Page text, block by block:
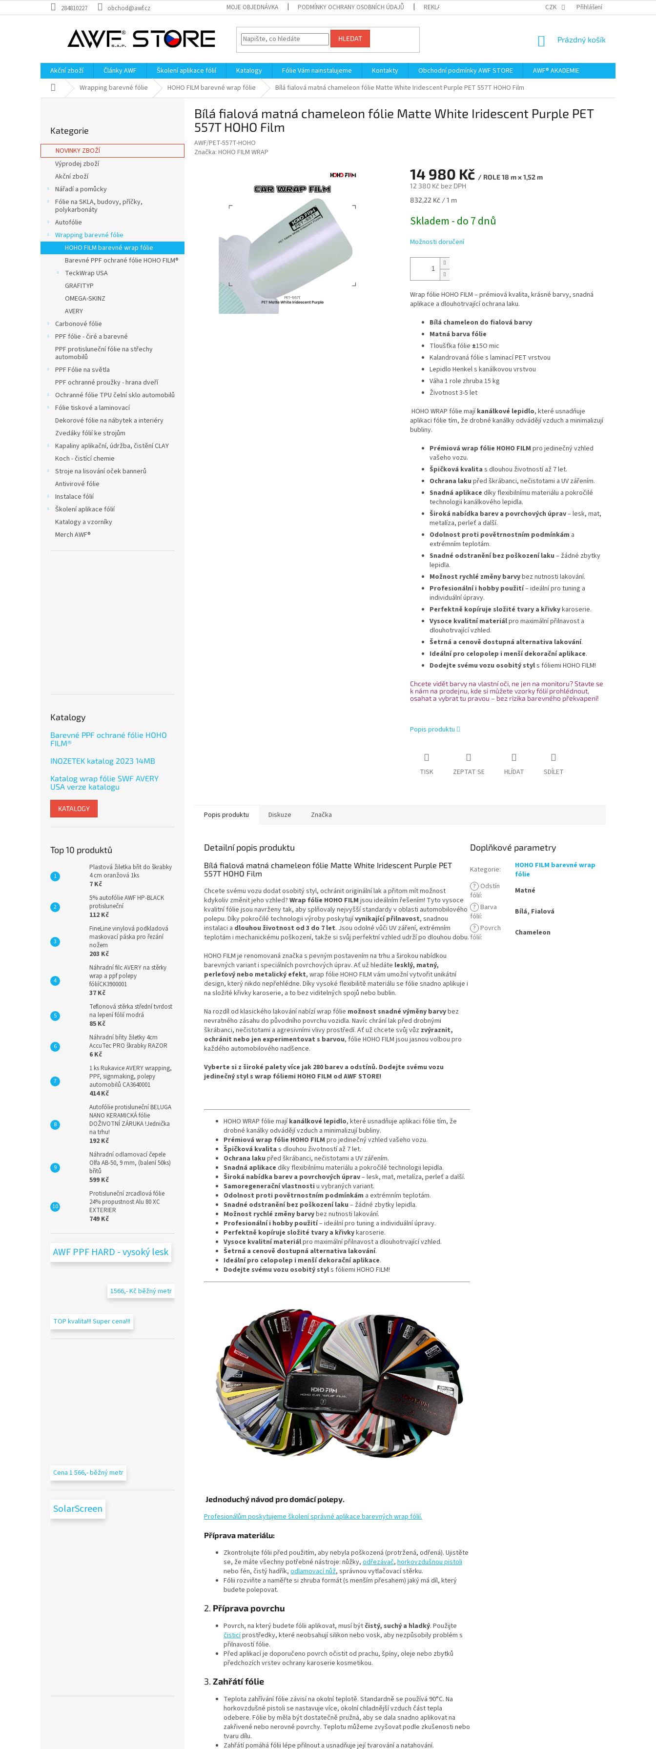
na
284810227 obchod@awf.cz MOJE OBJEDNÁVKA PODMÍNKY OCHRANY OSOBNÍCH ÚDAJŮ REKLAMACE A VRÁCENÍ ZBOŽÍ CZK Přihlášení
HLEDAT
NÁKUPNÍ
Prázdný košík
Akční zboží Články AWF Školení aplikace fólií Katalogy Fólie Vám nainstalujeme Kontakty Obchodní podmínky AWF STORE
AWF® AKADEMIE
Domů Wrapping barevné fólie HOHO FILM barevné wrap fólie Bílá fialová matná chameleon fólie Matte White Iridescent Purple PET 557T HOHO Film
r
a
l
kategorie
Kategorie
NOVINKY ZBOŽÍ
Výprodej zboží
Akční zboží
Nářadí a pomůcky
Fólie na SKLA, budovy, příčky,
polykarbonáty
Autofólie
Wrapping barevné fólie
HOHO FILM barevné wrap fólie
Barevné PPF ochrané fólie HOHO FILM®
TeckWrap USA
GRAFITYP
OMEGA-SKINZ
AVERY
Carbonové fólie
PPF fólie - čiré a barevné
PPF protisluneční fólie na střechy
automobilů
PPF Fólie na světla
PPF ochranné proužky - hrana dveří
Ochranné fólie TPU čelní sklo automobilů
Fólie tiskové a laminovací
Dekorové fólie na nábytek a interiéry
Zvedáky fólií ke strojům
Kapaliny aplikační, údržba, čistění CLAY
Koch - čistící chemie
Stroje na lisování oček bannerů
Antivirové fólie
Instalace fólií
Školení aplikace fólií
Katalogy a vzorníky
Merch AWF®
Katalogy
Barevné PPF ochrané fólie HOHO
FILM®
INOZETEK katalog 2023 14MB
Katalog wrap fólie SWF AVERY
USA verze katalogu
KATALOGY
Top 10 produktů
Plastová žiletka břit do škrabky
4 cm oranžová 1ks
7 Kč
5% autofólie AWF HP-BLACK
protisluneční
112 Kč
FineLine vinylová podkladová
maskovací páska pro řezání
nožem
203 Kč
Náhradní filc AVERY na stěrky
wrap a ppf polepy
fóliíCK3900001
37 Kč
Teflonová stěrka střední tvrdost
na lepení fólií modrá
85 Kč
Náhradní břity žiletky 4cm
AccuTec PRO škrabky RAZOR
6 Kč
1 ks Rukavice AVERY wrapping,
PPF, signmaking, polepy
automobilů CA3640001
414 Kč
Autofólie protisluneční BELUGA
NANO KERAMICKÁ fólie
DOŽIVOTNÍ ZÁRUKA !Jednička
na trhu!
192 Kč
Náhradní odlamovací čepele
Olfa AB-50, 9 mm, (balení 50ks)
břitů
599 Kč
Protisluneční zrcadlová fólie
24% propustnost Alu 80 XC
EXTERIER
749 Kč
AWF PPF HARD - vysoký lesk
TOP kvalita!!! Super cena!!!
1566,- Kč běžný metr
Cena 1 566,- běžný metr
SolarScreen
Bílá fialová matná chameleon fólie Matte White Iridescent Purple PET
557T HOHO Film
AWF/PET-557T-HOHO
Značka: HOHO FILM WRAP
14 980 Kč / ROLE 18 m x 1,52 m
12 380 Kč bez DPH
Měrná
832,22 Kč / 1 m
Skladem - do 7 dnů
Možnosti doručení
Wrap fólie HOHO FILM – prémiová kvalita, krásné barvy, snadná
aplikace a dlouhotrvající ochrana laku.
Bílá chameleon do fialová barvy
Matná barva fólie
Tloušťka fólie ±15O mic
Kalandrovaná fólie s laminací PET vrstvou
Lepidlo Henkel s kanálkovou vrstvou
Váha 1 role zhruba 15 kg
Životnost 3-5 let
HOHO WRAP fólie majíkanálkové lepidlo, které usnadňuje
aplikaci fólie tím, že drobné kanálky odvádějí vzduch a minimalizují
bubliny.
Prémiová wrap fólie HOHO FILM pro jedinečný vzhled
vašeho vozu.
Špičková kvalita s dlouhou životností až 7 let.
Ochrana laku před škrábanci, nečistotami a UV zářením.
Snadná aplikace díky flexibilnímu materiálu a pokročilé
technologii kanálkového lepidla.
Široká nabídka barev a povrchových úprav– lesk, mat,
metalíza, perleť a další.
Odolnost proti povětrnostním podmínkám a
extrémním teplotám.
Snadné odstranění bez poškození laku – žádné zbytky
lepidla.
Možnost rychlé změny barvybez nutnosti lakování.
Profesionální i hobby použití– ideální pro tuning a
individuální úpravy.
Perfektně kopíruje složité tvary a křivkykaroserie.
Vysoce kvalitní materiálpro maximální přilnavost a
dlouhotrvající vzhled.
Šetrná a cenově dostupná alternativa lakování.
Ideální pro celopolep i menší dekorační aplikace.
Dodejte svému vozu osobitý styls fóliemi HOHO FILM!
Chcete vidět barvy na vlastní oči, ne jen na monitoru? Stavte se
k nám na prodejnu, kde si můžete vzorky fólií prohlédnout,
osahat a vybrat tu pravou – bez rizika barevného překvapení!
Popis produktu
TISK ZEPTAT SE HLÍDAT SDÍLET
Popis produktu Diskuze Značka
Detailní popis produktu
Bílá fialová matná chameleon fólie Matte White Iridescent Purple PET
557T HOHO Film
Chcete svému vozu dodat osobitý styl, ochránit originální lak a přitom mít možnost
kdykoliv změnit jeho vzhled? Wrap fólie HOHO FILM jsou ideálním řešením! Tyto vysoce
kvalitní fólie jsou navrženy tak, aby splňovaly nejvyšší standardy v oblasti automobilového
polepu. Díky pokročilé technologii výroby poskytujívynikající přilnavost, snadnou
instalaci a dlouhou životnost od 3 do 7 let. Jsou odolné vůči UV záření, extrémním
teplotám i mechanickému poškození, takže si svůj perfektní vzhled udrží po dlouhou dobu.
HOHO FILM je renomovaná značka s pevným postavením na trhu a širokou nabídkou
barevných variant i speciálních povrchových úprav. Ať už hledáte lesklý, matný,
perleťový nebo metalický efekt, wrap fólie HOHO FILM vám umožní vytvořit unikátní
design, který nikdo nepřehlédne. Díky vysoké flexibilitě materiálu se fólie snadno aplikuje i
na složité křivky karoserie, a to bez viditelných spojů nebo bublin.
Na rozdíl od klasického lakování nabízí wrap fólie možnost snadné výměny barvybez
nevratného zásahu do původního povrchu vozidla. Navíc chrání lak před drobnými
škrábanci, nečistotami a agresivními vlivy prostředí. Ať už chcete svůj vůz zvýraznit,
ochránit nebo jen experimentovat s barvou, fólie HOHO FILM jsou jasnou volbou pro
každého automobilového nadšence.
Vyberte si z široké palety více jak 280 barev a odstínů. Dodejte svému vozu
jedinečný styl s wrap fóliemi HOHO FILM od AWF STORE!
HOHO WRAP fólie majíkanálkové lepidlo, které usnadňuje aplikaci fólie tím, že
drobné kanálky odvádějí vzduch a minimalizují bubliny.
Prémiová wrap fólie HOHO FILM pro jedinečný vzhled vašeho vozu.
Špičková kvalita s dlouhou životností až 7 let.
Ochrana laku před škrábanci, nečistotami a UV zářením.
Snadná aplikace díky flexibilnímu materiálu a pokročilé technologii lepidla.
Široká nabídka barev a povrchových úprav– lesk, mat, metalíza, perleť a další.
Samoregenerační vlastnosti u vybraných variant.
Odolnost proti povětrnostním podmínkám a extrémním teplotám.
Snadné odstranění bez poškození laku – žádné zbytky lepidla.
Možnost rychlé změny barvybez nutnosti lakování.
Profesionální i hobby použití– ideální pro tuning a individuální úpravy.
Perfektně kopíruje složité tvary a křivkykaroserie.
Vysoce kvalitní materiálpro maximální přilnavost a dlouhotrvající vzhled.
Šetrná a cenově dostupná alternativa lakování.
Ideální pro celopolep i menší dekorační aplikace.
Dodejte svému vozu osobitý styls fóliemi HOHO FILM!
Jednoduchý návod pro domácí polepy.
Profesionálům poskytujeme školení správné aplikace barevných wrap fólií.
Příprava materiálu:
Zkontrolujte fólii před použitím, aby nebyla poškozená (protržená, odřená). Ujistěte
se, že máte všechny potřebné nástroje: nůžky, odřezávač, horkovzdušnou pistoli
nebo fén, čistý hadřík, odlamovací nůž, správnou vytlačovací stěrku.
Fólii rozviňte a naměřte si zhruba formát (s menším přesahem) jaký má díl, který
budete polepovat.
2. Příprava povrchu
Povrch, na který budete fólii aplikovat, musí být čistý, suchý a hladký. Použijte
čisticíprostředky, které neobsahují silikon nebo vosk, aby nezpůsobily problém s
přilnavostí fólie.
Před aplikací je doporučeno povrch očistit od prachu, špíny, oleje nebo zbytků
předchozích vrstev ochrany karoserie kosmetikou.
3. Zahřátí fólie
Teplota zahřívání fólie závisí na okolní teplotě. Standardně se používá 90°C. Na
horkovzdušné pistoli se nastavuje více, okolní chladnější vzduch část tepla
odebere. Fólie by měla být dostatečně pružná, aby se dala snadno aplikovat na
zakřivené nebo nerovné povrchy. Teplotu můžeme zvyšovat podle zkušenosti nebo
tvaru dílu.
Zahřátí pomáhá fólii lépe přilnout a usnadňuje její tvarování a natahování.
Doplňkové parametry
Kategorie:
HOHO FILM barevné wrap
fólie
? Odstín
fólií:
Matné
? Barva
fólií:
Bílá, Fialová
? Povrch
fólií: Chameleon